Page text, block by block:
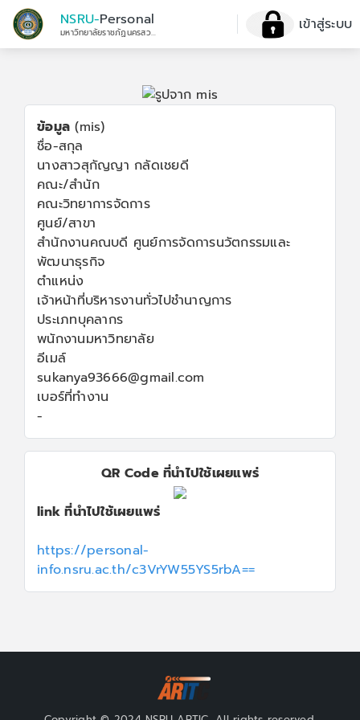
NSRU-Personal
มหาวิทยาลัยราชภัฏนครสวรรค์ เข้าสู่ระบบ
ข้อมูล (mis)
ชื่อ-สกุล
นางสาวสุกัญญา กลัดเชยดี
คณะ/สำนัก
คณะวิทยาการจัดการ
ศูนย์/สาขา
สำนักงานคณบดี ศูนย์การจัดการนวัตกรรมและ
พัฒนาธุรกิจ
ตำแหน่ง
เจ้าหน้าที่บริหารงานทั่วไปชำนาญการ
ประเภทบุคลากร
พนักงานมหาวิทยาลัย
อีเมล์
sukanya93666@gmail.com
เบอร์ที่ทำงาน
-
QR Code ที่นำไปใช้เผยแพร่
link ที่นำไปใช้เผยแพร่
https://personal-
info.nsru.ac.th/c3VrYW55YS5rbA==